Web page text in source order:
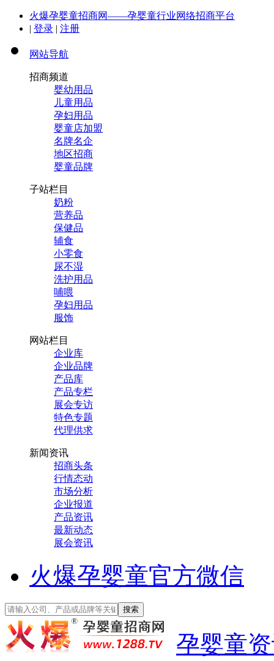
火爆孕婴童招商网——孕婴童行业网络招商平台
| 登录 | 注册
网站导航
招商频道
婴幼用品
儿童用品
孕妇用品
婴童店加盟
名牌名企
地区招商
婴童品牌
子站栏目
奶粉
营养品
保健品
辅食
小零食
尿不湿
洗护用品
哺喂
孕妇用品
服饰
网站栏目
企业库
企业品牌
产品库
产品专栏
展会专访
特色专题
代理供求
新闻资讯
招商头条
行情态动
市场分析
企业报道
产品资讯
最新动态
展会资讯
火爆孕婴童官方微信
孕婴童